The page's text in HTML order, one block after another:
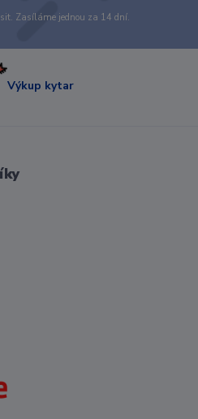
Zasíláme jednou za 14 dní.
Výkup kytar